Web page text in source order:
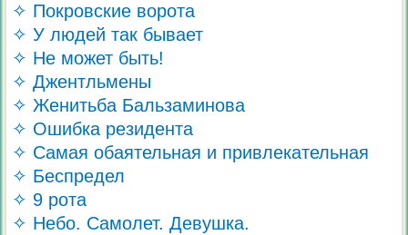
✧ Покровские ворота
✧ У людей так бывает
✧ Не может быть!
✧ Джентльмены
✧ Женитьба Бальзаминова
✧ Ошибка резидента
✧ Самая обаятельная и привлекательная
✧ Беспредел
✧ 9 рота
✧ Небо. Самолет. Девушка.